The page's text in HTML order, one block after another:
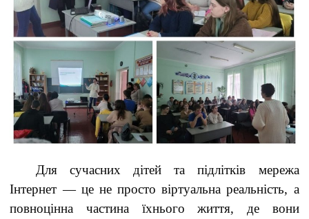
Для сучасних дітей та підлітків мережа
Інтернет — це не просто віртуальна реальність, а
повноцінна частина їхнього життя, де вони